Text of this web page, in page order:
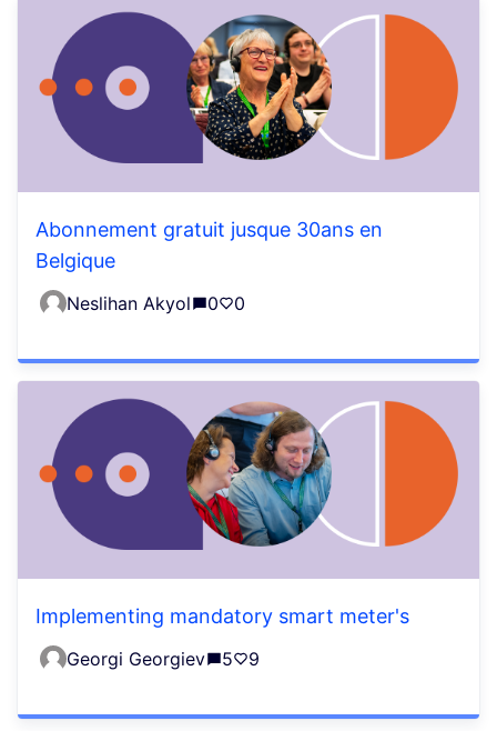
Abonnement gratuit jusque 30ans en
Belgique
Neslihan Akyol 0 0
Implementing mandatory smart meter's
Georgi Georgiev 5 9